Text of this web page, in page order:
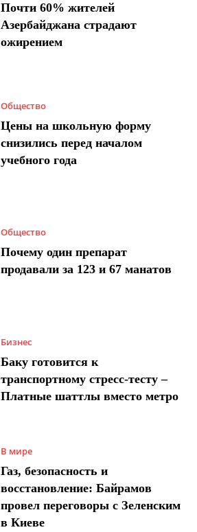
Почти 60% жителей
Азербайджана страдают
ожирением
Общество
Цены на школьную форму
снизились перед началом
учебного года
Общество
Почему один препарат
продавали за 123 и 67 манатов
Бизнес
Баку готовится к
транспортному стресс-тесту –
Платные шаттлы вместо метро
В мире
Газ, безопасность и
восстановление: Байрамов
провел переговоры с Зеленским
в Киеве